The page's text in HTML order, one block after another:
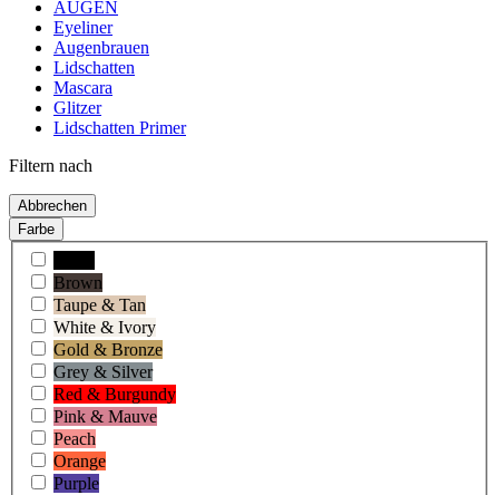
AUGEN
Eyeliner
Augenbrauen
Lidschatten
Mascara
Glitzer
Lidschatten Primer
Filtern nach
Abbrechen
Farbe
Brown
Taupe & Tan
White & Ivory
Gold & Bronze
Grey & Silver
Red & Burgundy
Pink & Mauve
Peach
Orange
Purple